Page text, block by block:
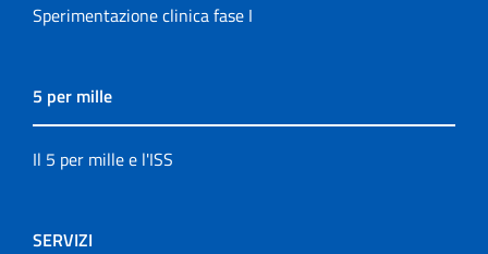
Sperimentazione clinica fase I
5 per mille
Il 5 per mille e l'ISS
SERVIZI